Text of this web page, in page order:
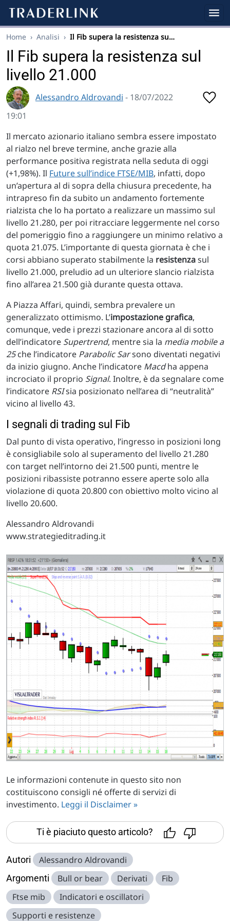
Home › Analisi › Il Fib supera la resistenza su…
Il Fib supera la resistenza sul
livello 21.000
Alessandro Aldrovandi - 18/07/2022
19:01
Il mercato azionario italiano sembra essere impostato
al rialzo nel breve termine, anche grazie alla
performance positiva registrata nella seduta di oggi
(+1,98%). Il Future sull’indice FTSE/MIB, infatti, dopo
un’apertura al di sopra della chiusura precedente, ha
intrapreso fin da subito un andamento fortemente
rialzista che lo ha portato a realizzare un massimo sul
livello 21.280, per poi ritracciare leggermente nel corso
del pomeriggio fino a raggiungere un minimo relativo a
quota 21.075. L’importante di questa giornata è che i
corsi abbiano superato stabilmente la resistenzasul
livello 21.000, preludio ad un ulteriore slancio rialzista
fino all’area 21.500 già durante questa ottava.
A Piazza Affari, quindi, sembra prevalere un
generalizzato ottimismo. L’impostazione grafica,
comunque, vede i prezzi stazionare ancora al di sotto
dell’indicatore Supertrend, mentre sia la media mobile a
25che l’indicatore Parabolic Sarsono diventati negativi
da inizio giugno. Anche l’indicatore Macdha appena
incrociato il proprio Signal. Inoltre, è da segnalare come
l’indicatore RSIsia posizionato nell’area di “neutralità”
vicino al livello 43.
I segnali di trading sul Fib
Dal punto di vista operativo, l’ingresso in posizioni long
è consigliabile solo al superamento del livello 21.280
con target nell’intorno dei 21.500 punti, mentre le
posizioni ribassiste potranno essere aperte solo alla
violazione di quota 20.800 con obiettivo molto vicino al
livello 20.600.
Alessandro Aldrovandi
www.strategieditrading.it
Le informazioni contenute in questo sito non
costituiscono consigli né offerte di servizi di
investimento. Leggi il Disclaimer »
Ti è piaciuto questo articolo?
Autori Alessandro Aldrovandi
Argomenti Bull or bear Derivati
Fib
Ftse mib
Indicatori e oscillatori
Supporti e resistenze